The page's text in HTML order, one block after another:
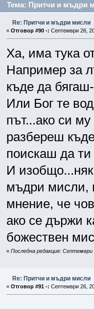
Тема: Притчи и мъдри
Re: Притчи и мъдри мисли
« Отговор #90 -: Септември 26,
Ха, има тука
Например за
къде да
Или Бог те
път...ако си
разбереш
поискаш да ти
И
мъдри мисли,
мнение, че
ако се държи
божествен
« Последна редакция:
Re: Притчи и мъдри мисли
« Отговор #91 -: Септември 26,